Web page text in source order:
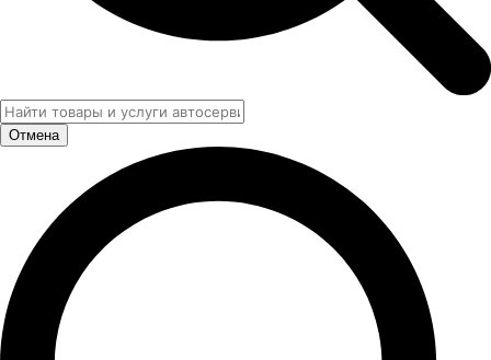
Отмена